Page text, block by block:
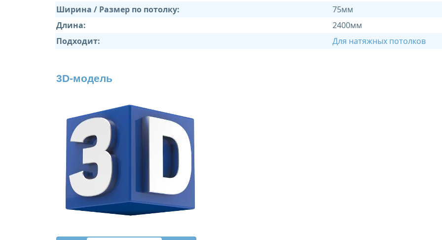
Ширина / Размер по потолку:
75мм
Длина:
2400мм
Подходит:
Для натяжных потолков
3D-модель